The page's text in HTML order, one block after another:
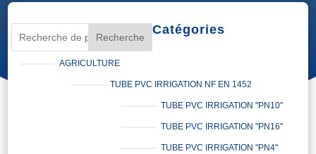
Recherche
Catégories
AGRICULTURE
TUBE PVC IRRIGATION NF EN 1452
TUBE PVC IRRIGATION "PN10"
TUBE PVC IRRIGATION "PN16"
TUBE PVC IRRIGATION "PN4"